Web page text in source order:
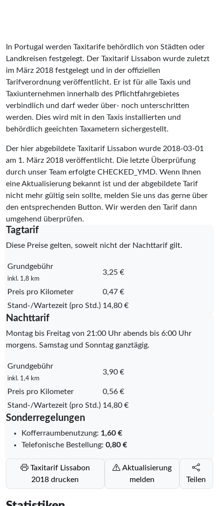
In Portugal werden Taxitarife behördlich von Städten oder
Landkreisen festgelegt. Der Taxitarif Lissabon wurde zuletzt
im März 2018 festgelegt und in der offiziellen
Tarifverordnung veröffentlicht. Er ist für alle Taxis und
Taxiunternehmen innerhalb des Pflichtfahrgebietes
verbindlich und darf weder über- noch unterschritten
werden. Dies wird mit in den Taxis installierten und
behördlich geeichten Taxametern sichergestellt.
Der hier abgebildete Taxitarif Lissabon wurde 2018-03-01
am 1. März 2018 veröffentlicht. Die letzte Überprüfung
durch unser Team erfolgte CHECKED_YMD. Wenn Ihnen
eine Aktualisierung bekannt ist und der abgebildete Tarif
nicht mehr gültig sein sollte, melden Sie uns das gerne über
den entsprechenden Button. Wir werden den Tarif dann
umgehend überprüfen.
Tagtarif
Diese Preise gelten, soweit nicht der Nachttarif gilt.
Grundgebühr
inkl. 1,8 km
3,25 €
Preis pro Kilometer
0,47 €
Stand-/Wartezeit (pro Std.) 14,80 €
Nachttarif
Montag bis Freitag von 21:00 Uhr abends bis 6:00 Uhr
morgens. Samstag und Sonntag ganztägig.
Grundgebühr
inkl. 1,4 km
3,90 €
Preis pro Kilometer
0,56 €
Stand-/Wartezeit (pro Std.) 14,80 €
Sonderregelungen
Kofferraumbenutzung: 1,60 €
Telefonische Bestellung: 0,80 €
Taxitarif Lissabon
2018 drucken
Aktualisierung
melden
Teilen